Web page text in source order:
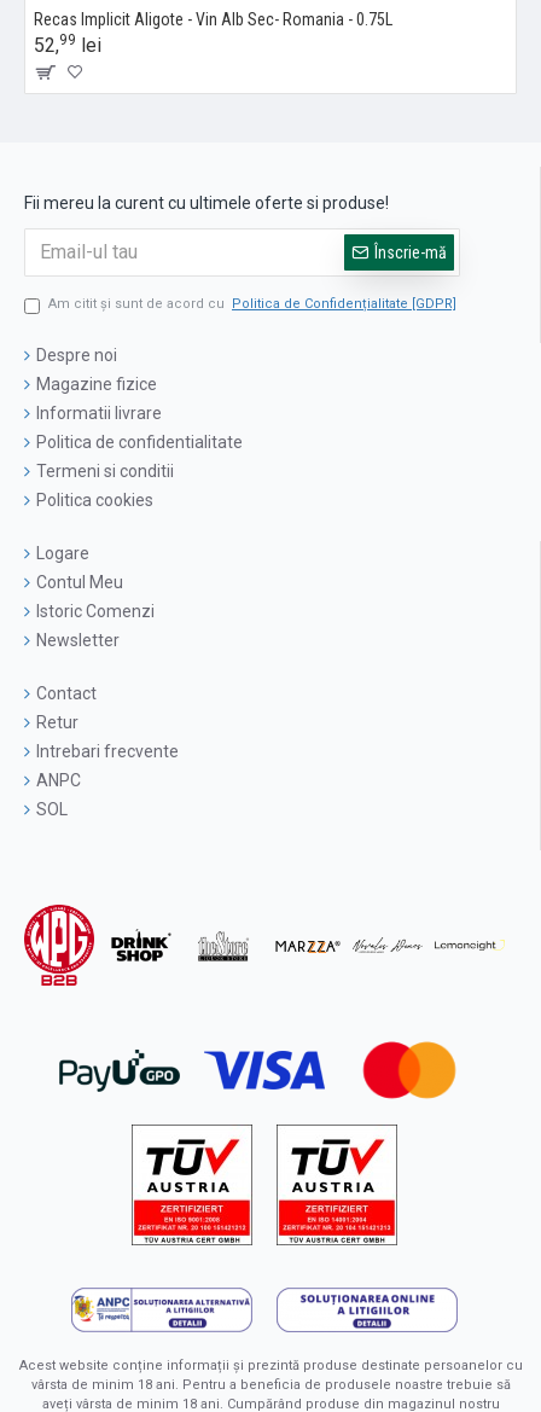
Recas Implicit Aligote - Vin Alb Sec- Romania - 0.75L
52,99 lei
Fii mereu la curent cu ultimele oferte si produse!
Înscrie-mă
Am citit şi sunt de acord cu Politica de Confidențialitate [GDPR]
Despre noi
Magazine fizice
Informatii livrare
Politica de confidentialitate
Termeni si conditii
Politica cookies
Logare
Contul Meu
Istoric Comenzi
Newsletter
Contact
Retur
Intrebari frecvente
ANPC
SOL
Acest website conține informații și prezintă produse destinate persoanelor cu
vârsta de minim 18 ani. Pentru a beneficia de produsele noastre trebuie să
aveți vârsta de minim 18 ani. Cumpărând produse din magazinul nostru